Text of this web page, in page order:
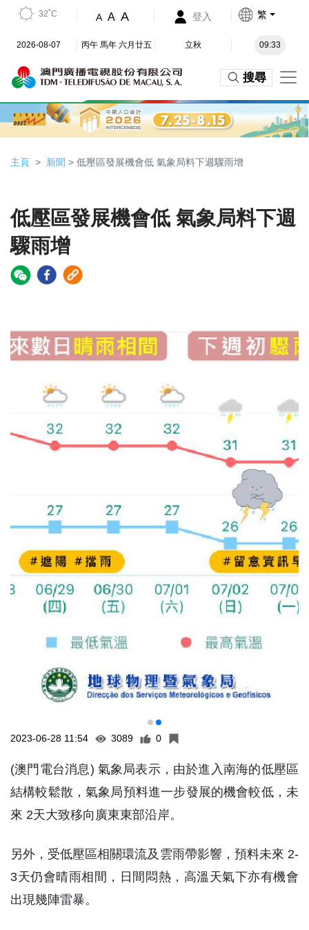
32˚C A A A 登入 繁
2026-08-07 丙午 馬年 六月廿五 立秋 09:33
搜尋
主頁 新聞 > 低壓區發展機會低 氣象局料下週驟雨增
低壓區發展機會低 氣象局料下週
驟雨增
2023-06-28 11:54 3089 0
(澳門電台消息) 氣象局表示，由於進入南海的低壓區
結構較鬆散，氣象局預料進一步發展的機會較低，未
來 2天大致移向廣東東部沿岸。
另外，受低壓區相關環流及雲雨帶影響，預料未來 2-
3天仍會晴雨相間，日間悶熱，高溫天氣下亦有機會
出現幾陣雷暴。